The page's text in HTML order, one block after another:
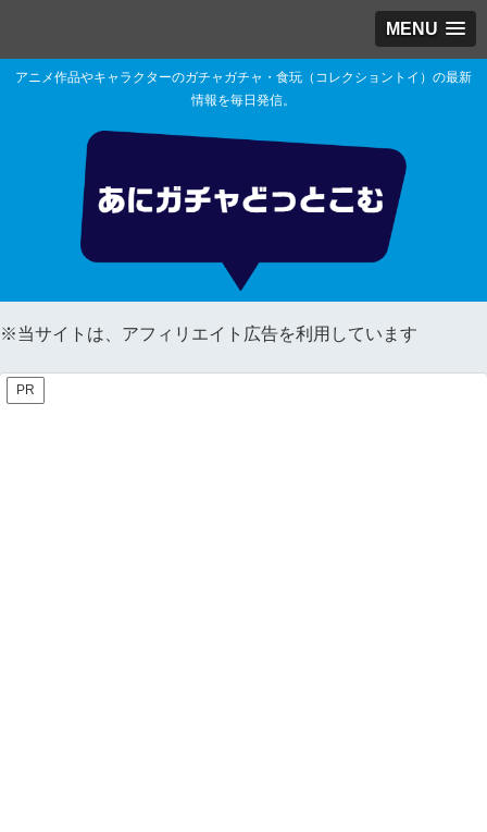
MENU
アニメ作品やキャラクターのガチャガチャ・食玩（コレクショントイ）の最新
情報を毎日発信。
※当サイトは、アフィリエイト広告を利用しています
PR